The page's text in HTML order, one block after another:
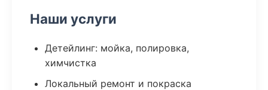
Наши услуги
Детейлинг: мойка, полировка,
химчистка
Локальный ремонт и покраска